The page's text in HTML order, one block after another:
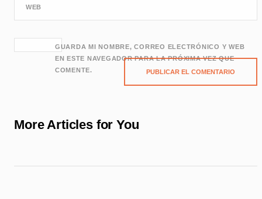
WEB
GUARDA MI NOMBRE, CORREO ELECTRÓNICO Y WEB
EN ESTE NAVEGADOR PARA LA PRÓXIMA VEZ QUE
COMENTE.
More Articles for You